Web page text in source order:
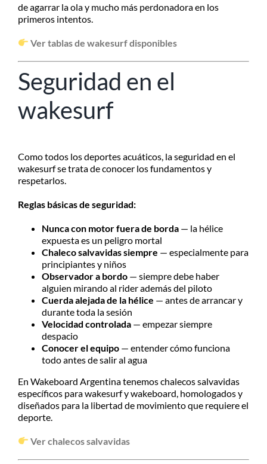
de agarrar la ola y mucho más perdonadora en los
primeros intentos.
Ver tablas de wakesurf disponibles
Seguridad en el
wakesurf
Como todos los deportes acuáticos, la seguridad en el
wakesurf se trata de conocer los fundamentos y
respetarlos.
Reglas básicas de seguridad:
Nunca con motor fuera de borda — la hélice
expuesta es un peligro mortal
Chaleco salvavidas siempre — especialmente para
principiantes y niños
Observador a bordo — siempre debe haber
alguien mirando al rider además del piloto
Cuerda alejada de la hélice — antes de arrancar y
durante toda la sesión
Velocidad controlada — empezar siempre
despacio
Conocer el equipo — entender cómo funciona
todo antes de salir al agua
En Wakeboard Argentina tenemos chalecos salvavidas
específicos para wakesurf y wakeboard, homologados y
diseñados para la libertad de movimiento que requiere el
deporte.
Ver chalecos salvavidas